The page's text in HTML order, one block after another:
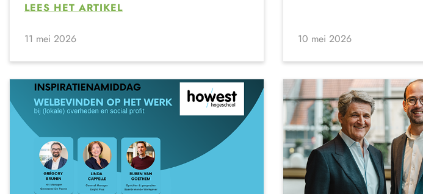
LEES HET ARTIKEL
11 mei 2026 10 mei 2026